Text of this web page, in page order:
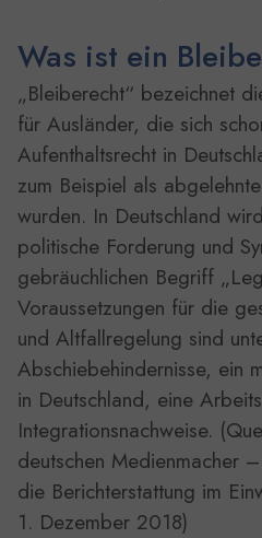
Was ist ein
„Bleiberecht“ bezeichnet
für Ausländer, die sich
Aufenthaltsrecht in
zum Beispiel als
wurden. In Deutschland
politische Forderung und
gebräuchlichen Begriff
Voraussetzungen für die
und Altfallregelung sind
Abschiebehindernisse, ein
in Deutschland, eine
Integrationsnachweise.
deutschen Medienmacher
die Berichterstattung im
1. Dezember 2018)